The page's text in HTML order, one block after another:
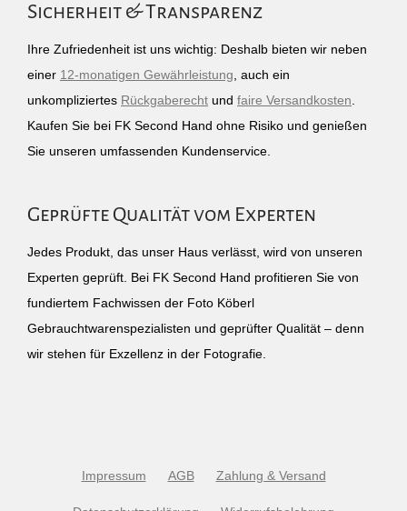
Sicherheit & Transparenz
Ihre Zufriedenheit ist uns wichtig: Deshalb bieten wir neben
einer 12-monatigen Gewährleistung , auch ein
unkompliziertes Rückgaberecht und faire Versandkosten
Kaufen Sie bei FK Second Hand ohne Risiko und genießen
Sie unseren umfassenden Kundenservice.
Geprüfte Qualität vom Experten
Jedes Produkt, das unser Haus verlässt, wird von unseren
Experten geprüft. Bei FK Second Hand profitieren Sie von
fundiertem Fachwissen der Foto Köberl
Gebrauchtwarenspezialisten und geprüfter Qualität – denn
wir stehen für Exzellenz in der Fotografie.
Impressum AGB Zahlung & Versand